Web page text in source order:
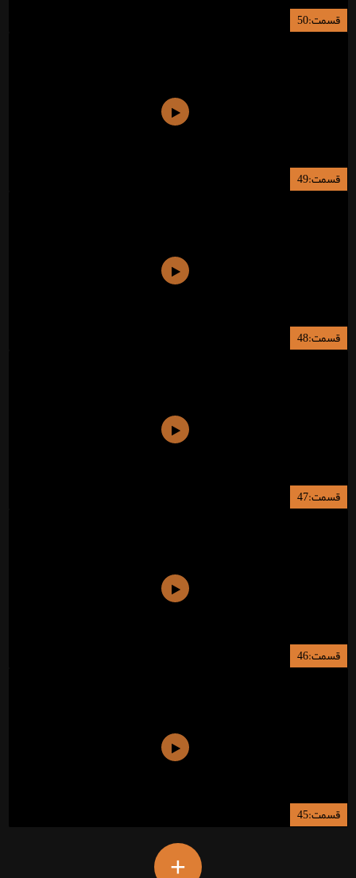
قسمت:50
قسمت:49
قسمت:48
قسمت:47
قسمت:46
قسمت:45
+